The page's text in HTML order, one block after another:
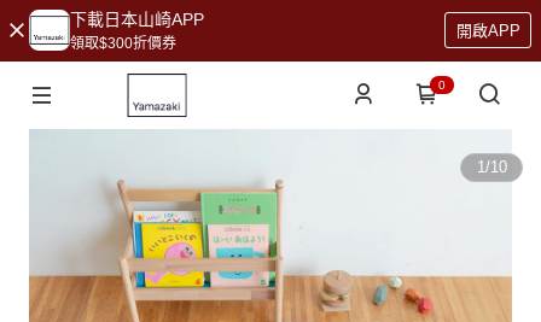
下載日本山崎APP
領取$300折價券
開啟APP
0
1/10